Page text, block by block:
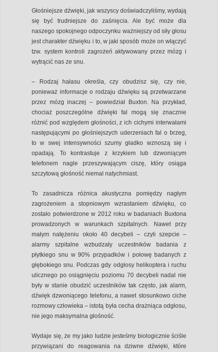
Głośniejsze dźwięki, jak wszyscy doświadczyliśmy, wydają
się być trudniejsze do zaśnięcia. Ale być może dla
naszego spokojnego odpoczynku ważniejszy od siły głosu
jest charakter dźwięku i to, w jaki sposób może on włączyć
tzw. system kontroli zagrożeń aktywowany przez mózg i
wytrącić nas ze snu.
– Rodzaj hałasu określa, czy obudzisz się, czy nie,
ponieważ informacje o rodzaju dźwięku są przetwarzane
przez mózg inaczej – powiedział Buxton. Na przykład,
chociaż poszczególne dźwięki fal mogą się znacznie
różnić pod względem głośności, z ich cichymi interwałami
następującymi po głośniejszych uderzeniach fal o brzeg,
to w swej intensywności szumy gładko wznoszą się i
opadają. To kontrastuje z krzykiem lub dzwoniącym
telefonem nagle przeszywającym ciszę, który osiąga
szczytową głośność niemal natychmiast.
To zasadnicza różnica akustyczna pomiędzy nagłym
zagrożeniem a stopniowym wzrastaniem dźwięku, co
zostało potwierdzone w 2012 roku w badaniach Buxtona
prowadzonych w warunkach szpitalnych. Nawet przy
małym natężeniu około 40 decybeli – czyli szepcie –
alarmy szpitalne wzbudzały uczestników badania z
płytkiego snu w 90% przypadków i połowę badanych z
głębokiego snu. Podczas gdy odgłosy helikoptera i ruchu
ulicznego po osiągnięciu poziomu 70 decybeli nadal nie
były w stanie obudzić uczestników tak często, jak alarm,
dźwięk dzwoniącego telefonu, a nawet stosunkowo ciche
rozmowy człowieka – istotą była cecha drażniąca odgłosu,
nie jego maksymalna głośność.
Wydaje się, że my jako ludzie jesteśmy biologicznie ściśle
przywiązani do reagowania na dziwne dźwięki, które